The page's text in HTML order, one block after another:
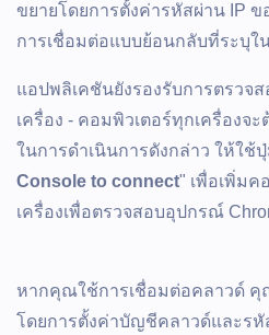
ขยายโดยการตั้งค่ารหัสผ่าน IP ข
การเชื่อมต่อแบบย้อนกลับที่ระบุ
แอปพลิเคชันยังรองรับการตรวจ
เครื่อง - คอมพิวเตอร์ทุกเครื่องจ
ในการดำเนินการดังกล่าว ให้ใช้
Console to connect" เพื่อเพิ่มค
เครื่องเพื่อตรวจสอบอุปกรณ์
หากคุณใช้การเชื่อมต่อคลาวด์
โดยการตั้งค่าบัญชีคลาวด์และร